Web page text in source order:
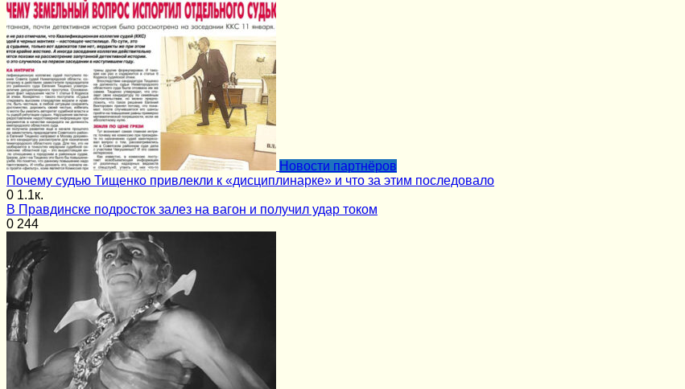
Новости партнёров
Почему судью Тищенко привлекли к «дисциплинарке» и что за этим последовало
0 1.1к.
В Правдинске подросток залез на вагон и получил удар током
0 244